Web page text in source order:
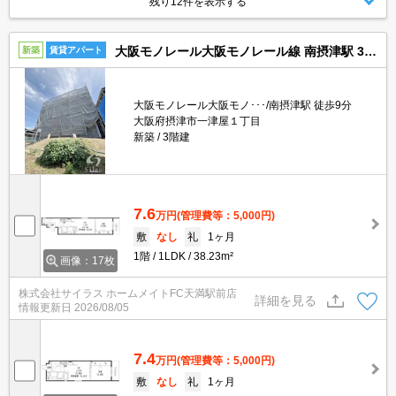
新築 賃貸アパート 大阪モノレール大阪モノレール線 南摂津駅 3階建 新築
大阪モノレール大阪モノ･･･/南摂津駅 徒歩9分
大阪府摂津市一津屋１丁目
新築
3階建
画像：17枚
7.6万円(管理費等：5,000円)
敷
なし 礼
1ヶ月
1階
1LDK 38.23m²
株式会社サイラス ホームメイトFC天満駅前店
情報更新日 2026/08/05
詳細を見る
7.4万円(管理費等：5,000円)
敷
なし 礼
1ヶ月